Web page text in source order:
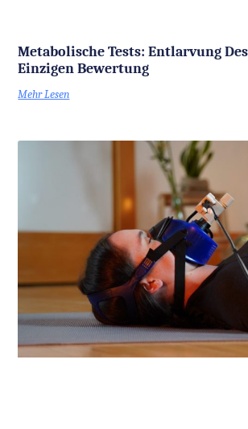
Metabolische Tests: Entlarvung
Einzigen Bewertung
Mehr Lesen